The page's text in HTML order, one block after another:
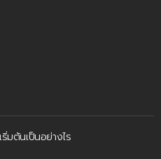
ริ่มต้นเป็นอย่างไร